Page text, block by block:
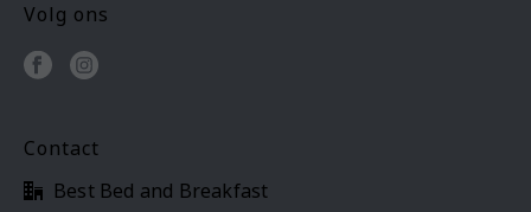
Volg ons
Contact
Best Bed and Breakfast